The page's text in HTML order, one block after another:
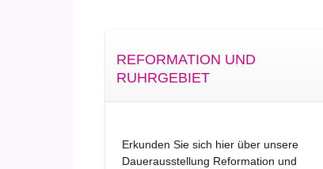
REFORMATION UND
RUHRGEBIET
Erkunden Sie sich hier über unsere
Dauerausstellung Reformation und